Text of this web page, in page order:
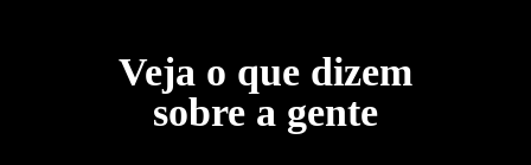
Veja o que dizem
sobre a gente